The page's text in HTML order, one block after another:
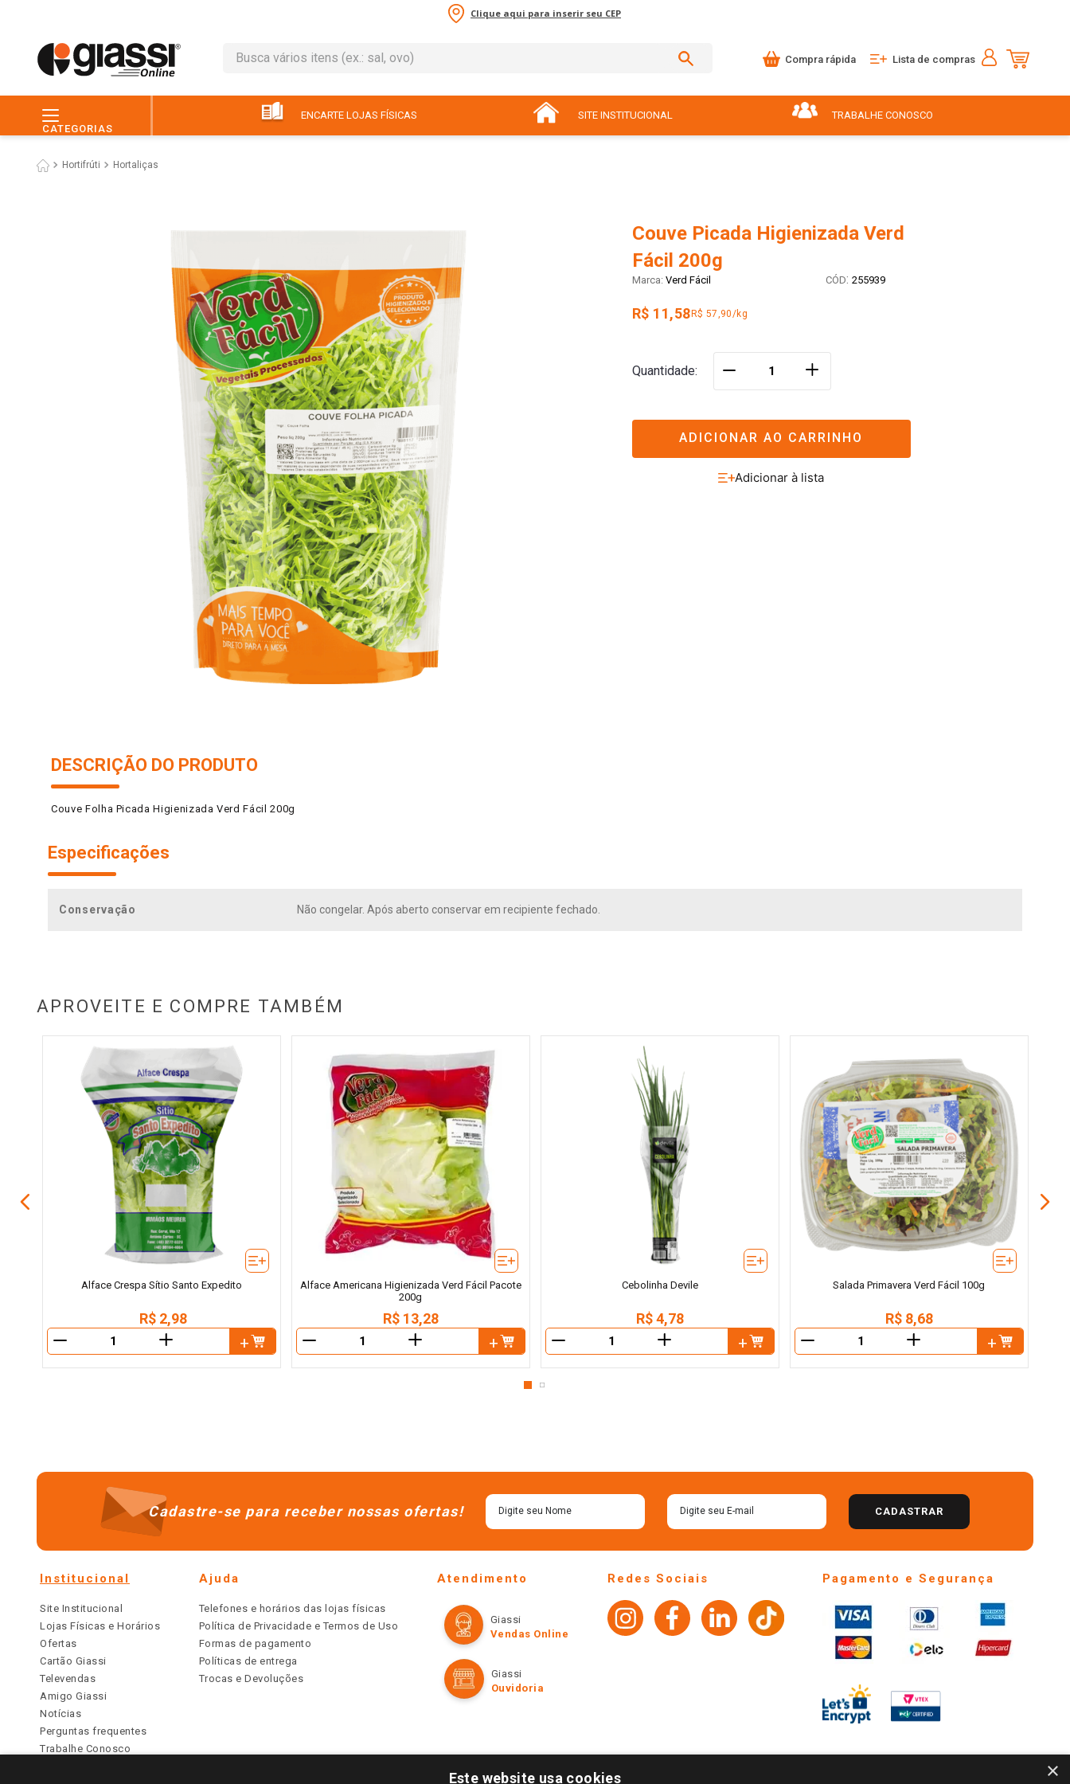
Clique aqui para inserir seu CEP
Busca vários itens (ex.: sal, ovo)
Compra rápida Lista de compras
CATEGORIAS
ENCARTE LOJAS FÍSICAS SITE INSTITUCIONAL TRABALHE CONOSCO
Hortifrúti Hortaliças
Couve Picada Higienizada Verd
Fácil 200g
Verd Fácil : 255939
R$ 11,58R$ 57,90/kg
Quantidade ＋
ADICIONAR AO CARRINHO
DESCRIÇÃO DO PRODUTO
Couve Folha Picada Higienizada Verd Fácil 200g
Especificações
Conservação Não congelar. Após aberto conservar em recipiente fechado.
APROVEITE E COMPRE TAMBÉM
Alface Crespa Sítio Santo Expedito
R$ 2,98
＋
Alface Americana Higienizada Verd Fácil Pacote
200g
R$ 13,28
＋
Cebolinha Devile
R$ 4,78
＋
Salada Primavera Verd Fácil 100g
R$ 8,68
＋
Cadastre-se para receber nossas ofertas! CADASTRAR
Institucional
Site Institucional
Lojas Físicas e Horários
Ofertas
Cartão Giassi
Televendas
Amigo Giassi
Notícias
Perguntas frequentes
Trabalhe Conosco
Ajuda
Telefones e horários das lojas físicas
Política de Privacidade e Termos de Uso
Formas de pagamento
Políticas de entrega
Trocas e Devoluções
Atendimento
Giassi
Vendas Online
Giassi
Ouvidoria
Redes Sociais Pagamento e Segurança
×
Este website usa cookies
leite
7º ovo
8º iogurte
9º macarrão
10º arroz